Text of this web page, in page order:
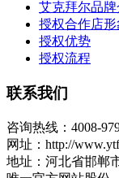
艾克拜尔品牌
授权合作店形
授权优势
授权流程
联系我们
咨询热线：4008-
网址：http://
地址：河北省邯郸